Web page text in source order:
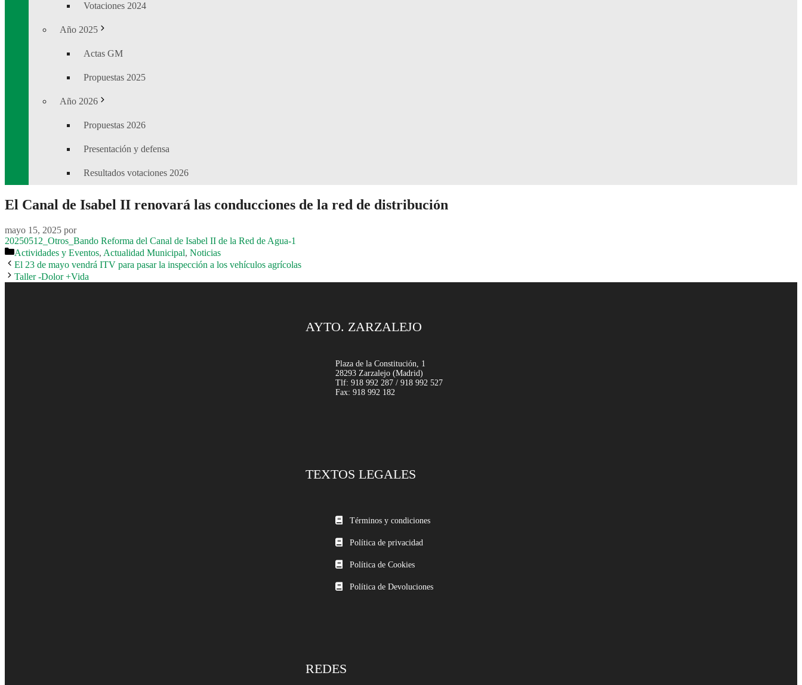
Votaciones 2024
Año 2025
Actas GM
Propuestas 2025
Año 2026
Propuestas 2026
Presentación y defensa
Resultados votaciones 2026
El Canal de Isabel II renovará las conducciones de la red de distribución
mayo 15, 2025 por
20250512_Otros_Bando Reforma del Canal de Isabel II de la Red de Agua-1
Categorías
Actividades y Eventos, Actualidad Municipal, Noticias
El 23 de mayo vendrá ITV para pasar la inspección a los vehículos agrícolas
Taller -Dolor +Vida
AYTO. ZARZALEJO
Plaza de la Constitución, 1
28293 Zarzalejo (Madrid)
Tlf: 918 992 287 / 918 992 527
Fax: 918 992 182
TEXTOS LEGALES
Términos y condiciones
Política de privacidad
Política de Cookies
Política de Devoluciones
REDES